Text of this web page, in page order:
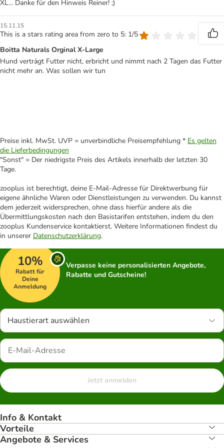
XL... Danke für den Hinweis Reiner! ;)
15.11.15
This is a stars rating area from zero to 5: 1/5
Boitta Naturals Orginal X-Large
Hund verträgt Futter nicht, erbricht und nimmt nach 2 Tagen das Futter
nicht mehr an. Was sollen wir tun
Preise inkl. MwSt. UVP = unverbindliche Preisempfehlung * Es gelten
die Lieferbedingungen
"Sonst" = Der niedrigste Preis des Artikels innerhalb der letzten 30
Tage.
zooplus ist berechtigt, deine E-Mail-Adresse für Direktwerbung für
eigene ähnliche Waren oder Dienstleistungen zu verwenden. Du kannst
dem jederzeit widersprechen, ohne dass hierfür andere als die
Übermittlungskosten nach den Basistarifen entstehen, indem du den
zooplus Kundenservice kontaktierst. Weitere Informationen findest du
in unserer Datenschutzerklärung.
10%
Rabatt für
Deine
Anmeldung
Verpasse keine personalisierten Angebote,
Rabatte und Gutscheine!
Haustierart auswählen
Jetzt anmelden
Info & Kontakt
Vorteile
Angebote & Services